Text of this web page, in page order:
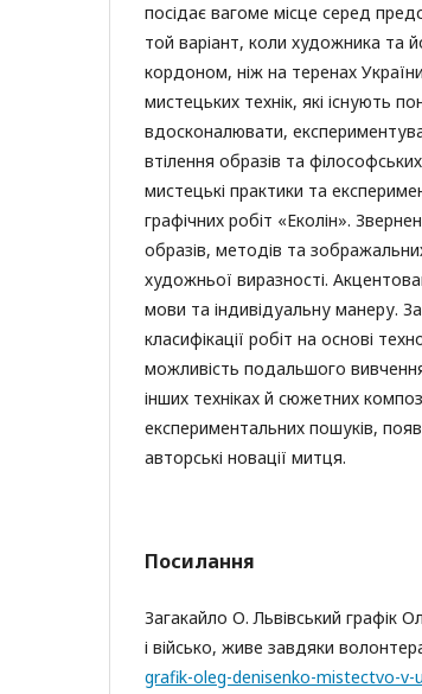
посідає вагоме місце серед
той варіант, коли художника та
кордоном, ніж на теренах
мистецьких технік, які існують
вдосконалювати,
втілення образів та
мистецькі практики та
графічних робіт «Еколін».
образів, методів та
художньої виразності.
мови та індивідуальну манеру.
класифікації робіт на основі
можливість подальшого
інших техніках й сюжетних
експериментальних пошуків,
авторські новації митця.
Посилання
Загакайло О. Львівський графік
і військо, живе завдяки
grafik-oleg-denisenko-mistectvo-v-